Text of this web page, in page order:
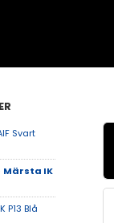
Svart
Märsta IK
P13 Blå